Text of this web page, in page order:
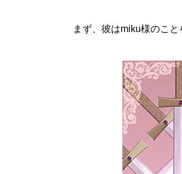
まず、彼はmiku様のこ